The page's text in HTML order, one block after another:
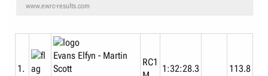
www.ewrc-results.com
1.
Evans Elfyn - Martin
Scott
RC1
1:32:28.3 113.8